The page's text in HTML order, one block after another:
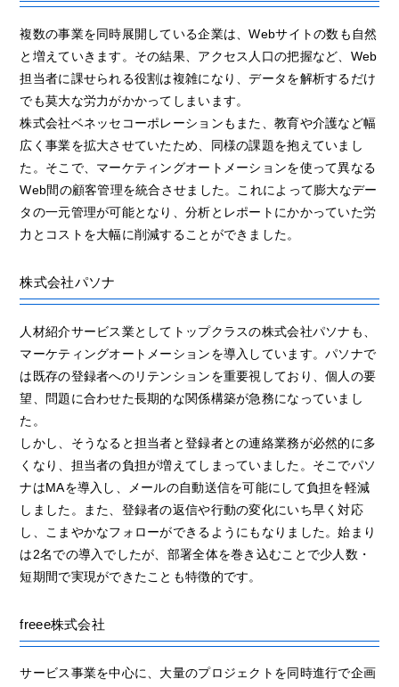
複数の事業を同時展開している企業は、Webサイトの数も自然
と増えていきます。その結果、アクセス人口の把握など、Web
担当者に課せられる役割は複雑になり、データを解析するだけ
でも莫大な労力がかかってしまいます。
株式会社ベネッセコーポレーションもまた、教育や介護など幅
広く事業を拡大させていたため、同様の課題を抱えていまし
た。そこで、マーケティングオートメーションを使って異なる
Web間の顧客管理を統合させました。これによって膨大なデー
タの一元管理が可能となり、分析とレポートにかかっていた労
力とコストを大幅に削減することができました。
株式会社パソナ
人材紹介サービス業としてトップクラスの株式会社パソナも、
マーケティングオートメーションを導入しています。パソナで
は既存の登録者へのリテンションを重要視しており、個人の要
望、問題に合わせた長期的な関係構築が急務になっていまし
た。
しかし、そうなると担当者と登録者との連絡業務が必然的に多
くなり、担当者の負担が増えてしまっていました。そこでパソ
ナはMAを導入し、メールの自動送信を可能にして負担を軽減
しました。また、登録者の返信や行動の変化にいち早く対応
し、こまやかなフォローができるようにもなりました。始まり
は2名での導入でしたが、部署全体を巻き込むことで少人数・
短期間で実現ができたことも特徴的です。
freee株式会社
サービス事業を中心に、大量のプロジェクトを同時進行で企画